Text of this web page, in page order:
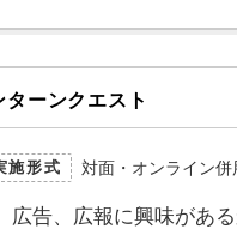
ーンクエスト
施形式 対面・オンライン併
広告、広報に興味がある